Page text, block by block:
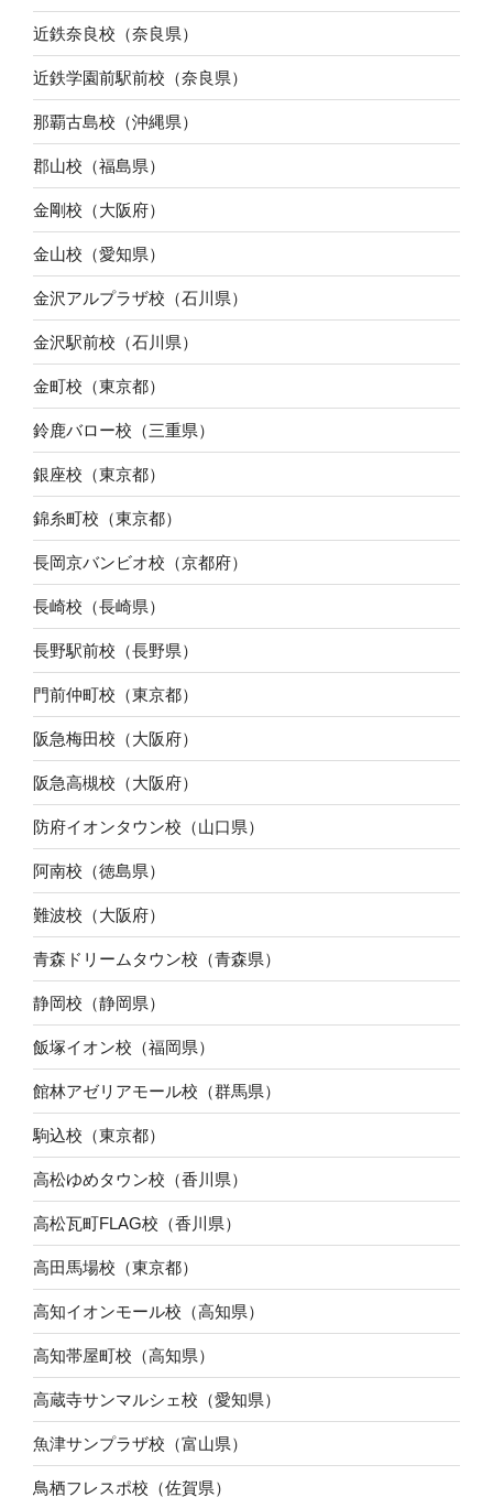
近鉄奈良校（奈良県）
近鉄学園前駅前校（奈良県）
那覇古島校（沖縄県）
郡山校（福島県）
金剛校（大阪府）
金山校（愛知県）
金沢アルプラザ校（石川県）
金沢駅前校（石川県）
金町校（東京都）
鈴鹿バロー校（三重県）
銀座校（東京都）
錦糸町校（東京都）
長岡京バンビオ校（京都府）
長崎校（長崎県）
長野駅前校（長野県）
門前仲町校（東京都）
阪急梅田校（大阪府）
阪急高槻校（大阪府）
防府イオンタウン校（山口県）
阿南校（徳島県）
難波校（大阪府）
青森ドリームタウン校（青森県）
静岡校（静岡県）
飯塚イオン校（福岡県）
館林アゼリアモール校（群馬県）
駒込校（東京都）
高松ゆめタウン校（香川県）
高松瓦町FLAG校（香川県）
高田馬場校（東京都）
高知イオンモール校（高知県）
高知帯屋町校（高知県）
高蔵寺サンマルシェ校（愛知県）
魚津サンプラザ校（富山県）
鳥栖フレスポ校（佐賀県）